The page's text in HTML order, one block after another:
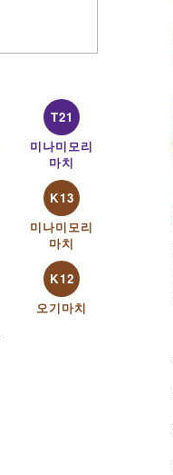
T21
미나미모리
마치
K13
미나미모리
마치
K12
오기마치